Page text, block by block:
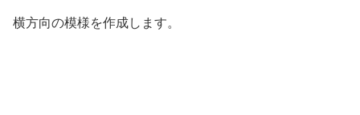
横方向の模様を作成します。